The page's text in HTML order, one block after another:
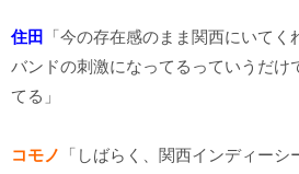
住田
「今の存在感のまま関西にいて
バンドの刺激になってるっていうだけ
てる」
コモノ
「しばらく、関西インディー